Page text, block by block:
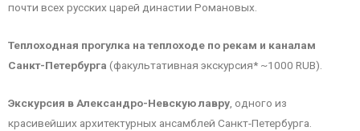
почти всех русских царей династии Романовых.
Теплоходная прогулка на теплоходе по рекам и каналам
Санкт-Петербурга (факультативная экскурсия* ~1000 RUB).
Экскурсия в Александро-Невскую лавру , одного из
красивейших архитектурных ансамблей Санкт-Петербурга.